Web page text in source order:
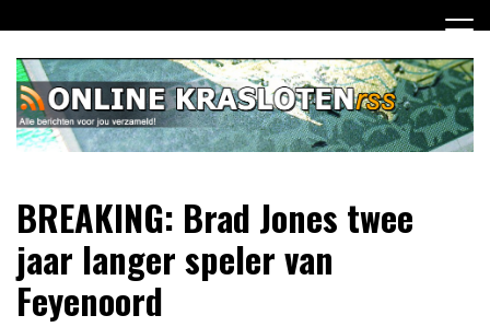
naar
inhoud
Online Krasloten RSS
jou verzameld
BREAKING: Brad Jones twee
jaar langer speler van
Feyenoord